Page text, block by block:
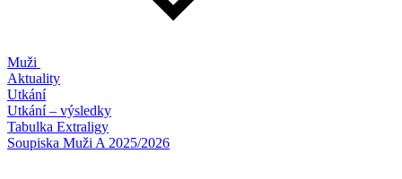
Muži
Aktuality
Utkání
Utkání – výsledky
Tabulka Extraligy
Soupiska Muži A 2025/2026